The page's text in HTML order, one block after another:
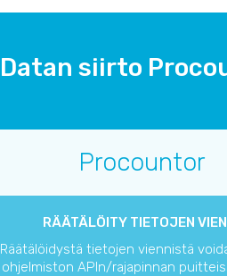
Datan siirto
Procountor
RÄÄTÄLÖITY TIETOJEN
Räätälöidystä tietojen viennistä
ohjelmiston APIn/rajapinnan